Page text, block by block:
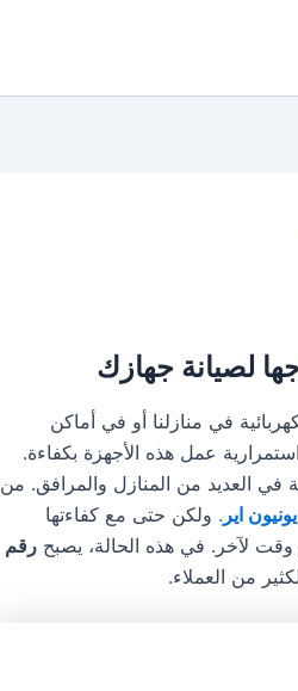
لصيانة جهازك
في منازلنا أو في أماكن
عمل هذه الأجهزة بكفاءة.
في العديد من المنازل والمرافق. من
يونيون اير . ولكن حتى مع كفاءتها
وقت لآخر. في هذه الحالة، يصبح رقم
من العملاء.